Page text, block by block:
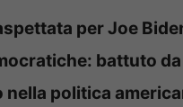
per Joe
battuto
politica